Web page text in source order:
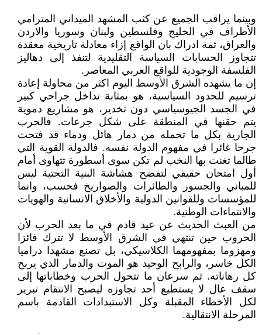
وبينما يراقب الجميع عن كثب المشهد الميداني المترامي
الأطراف في الخليج وفلسطين ولبنان وسوريا والاردن
والعراق، ثمة ادراك بان الواقع إزاء معادلة تاريخية معقدة
تتجاوز الحسابات السياسة التقليدية لتنفذ إلى دهاليز
الفلسفة الوجودية للواقع العربي المعاصر.
إن ما يشهده الشرق الأوسط اليوم اكثر من محاولة إعادة
ترسيم للحدود السياسية، هو بمثابة تداخل جراحي كبير
في الجسد الجيوسياسي دون تخدير، هو مشاريع دموية
يتم حقنها في المنطقة على شكل جرعات. فالحرب
الجارية بكل ما تحمله من دمار هائل ودماء قد فتحت
جرحا غائرا في مفهوم الدولة نفسه. فالدولة القوية التي
طالما تغنت بها النخب لم تكن سوى أسطورة تتهاوى أمام
أول امتحان حقيقي لتفضح هشاشة البنية التحتية ليس
للمباني والجسور والطائرات والصواريخ فحسب، وانما
للمؤسسات وللقوانين الدولية والأخلاق الانسانية والهويات
والانتماءات الوطنية.
من العبث الحديث عن عيد قادم في ما بعد الحرب لأن
الحروب حين تنتهي في الشرق الأوسط لا تترك فائزا
ومهزوما بمفهومهما الكلاسيكي، بل تصنع مشهدا دراميا
الكل خاسر، والرابح الوحيد هو الموت والدمار الذي يربح
كل رهاناته. ثم سرعان ما تتحول الحرب وخطاباتها إلى
سقف عال لا يستطيع أحد تجاوزه ليصبح الانتقام تبرير
لكل الأخطاء المقبلة وكل الاستبدادات القادمة باسم
المرحلة الانتقالية.